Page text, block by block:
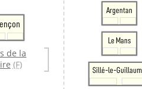
de la
(F)
Argentan
Le Mans
Sillé-le-